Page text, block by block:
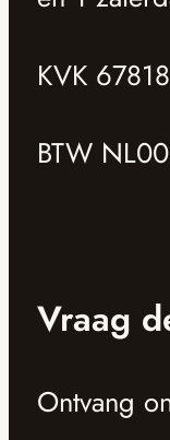
KVK
BTW
Vraag
Ontvang